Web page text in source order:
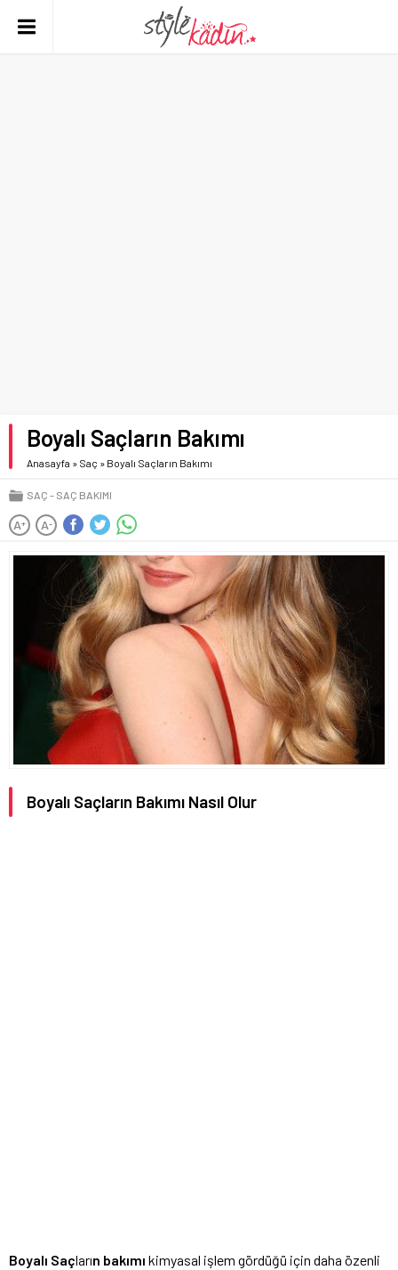
Boyalı Saçların Bakımı
Anasayfa » Saç » Boyalı Saçların Bakımı
SAÇ SAÇ BAKIMI
A+ A-
Boyalı Saçların Bakımı Nasıl Olur
Boyalı Saçların bakımı kimyasal işlem gördüğü için daha özenli